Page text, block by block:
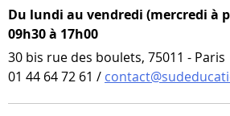
Du lundi au vendredi (mercredi à
09h30 à 17h00
30 bis rue des boulets, 75011 - Paris
01 44 64 72 61 /